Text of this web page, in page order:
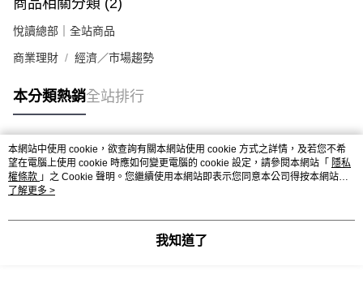
悅讀總部｜全站商品
商業理財 經濟／市場趨勢
本分類熱銷全站排行
熱門標籤
本網站中使用 cookie，欲查詢有關本網站使用 cookie 方式之詳情，及若您不希
望在電腦上使用 cookie 時應如何變更電腦的 cookie 設定，請參閱本網站「 隱私
權條款 」之 Cookie 聲明。您繼續使用本網站即表示您同意本公司得按本網站使
用條款之 Cookie 聲明使用 cookie。
了解更多 >
我知道了